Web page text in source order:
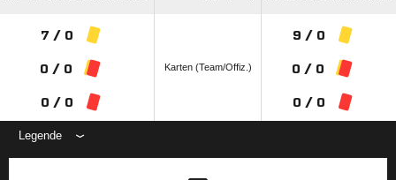
7 / 0
0 / 0
0 / 0
Karten (Team/Offiz.)
9 / 0
0 / 0
0 / 0
Legende
ANZEIGE